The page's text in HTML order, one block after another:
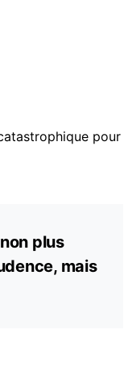
pour
plus
mais